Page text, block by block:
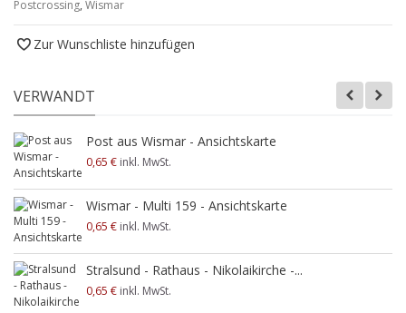
Postcrossing, Wismar
Zur Wunschliste hinzufügen
VERWANDT
Post aus Wismar - Ansichtskarte
0,65 € inkl. MwSt.
Wismar - Multi 159 - Ansichtskarte
0,65 € inkl. MwSt.
Stralsund - Rathaus - Nikolaikirche -...
0,65 € inkl. MwSt.